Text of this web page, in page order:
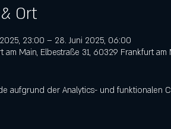
Ort
23:00 – 28. Juni 2025, 06:00
am Main, Elbestraße 31, 60329 Frankfurt am
aufgrund der Analytics- und funktionalen